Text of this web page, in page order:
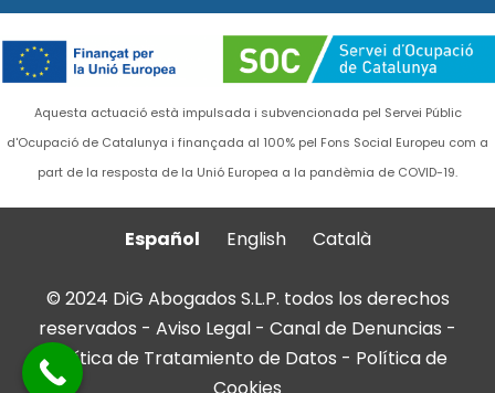
Aquesta actuació està impulsada i subvencionada pel Servei Públic
d'Ocupació de Catalunya i finançada al 100% pel Fons Social Europeu com a
part de la resposta de la Unió Europea a la pandèmia de COVID-19.
Español English Català
© 2024 DiG Abogados S.L.P. todos los derechos
reservados - Aviso Legal - Canal de Denuncias -
Política de Tratamiento de Datos - Política de